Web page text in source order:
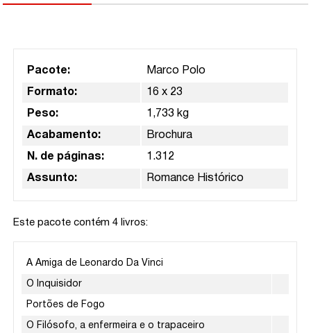
Pacote: Marco Polo
Formato: 16 x 23
Peso: 1,733 kg
Acabamento: Brochura
N. de páginas: 1.312
Assunto: Romance Histórico
Este pacote contém 4 livros:
A Amiga de Leonardo Da Vinci
O Inquisidor
Portões de Fogo
O Filósofo, a enfermeira e o trapaceiro